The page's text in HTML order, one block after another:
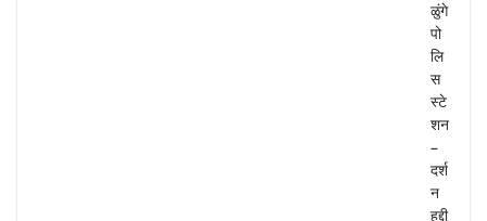
ळुंगे
पो
लि
स
स्टे
शन
–
दर्श
न
हद्दी